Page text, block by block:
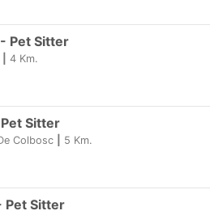
- Pet Sitter
4 Km.
Pet Sitter
Colbosc 5 Km.
Pet Sitter